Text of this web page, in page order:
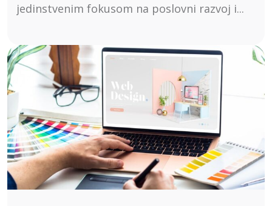
jedinstvenim fokusom na poslovni razvoj i...